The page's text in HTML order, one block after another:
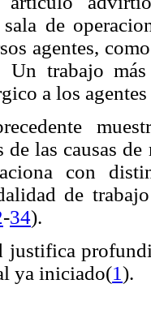
sala de
agentes,
Un trabajo
a los
de las causas
con
de
-34).
justifica
ya iniciado(1).